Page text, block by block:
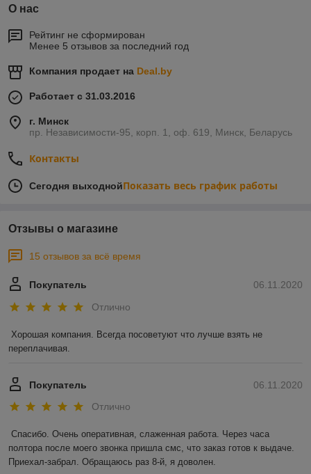
О нас
Рейтинг не сформирован
Менее 5 отзывов за последний год
Компания продает на Deal.by
Работает с 31.03.2016
г. Минск
пр. Независимости-95, корп. 1, оф. 619, Минск, Беларусь
Контакты
Сегодня выходнойПоказать весь график работы
Отзывы о магазине
15 отзывов за всё время
06.11.2020
Покупатель
Отлично
Хорошая компания. Всегда посоветуют что лучше взять не
переплачивая.
06.11.2020
Покупатель
Отлично
Спасибо. Очень оперативная, слаженная работа. Через часа
полтора после моего звонка пришла смс, что заказ готов к выдаче.
Приехал-забрал. Обращаюсь раз 8-й, я доволен.